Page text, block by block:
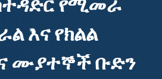
እና የክልል
ሙያተኞች ቡድን